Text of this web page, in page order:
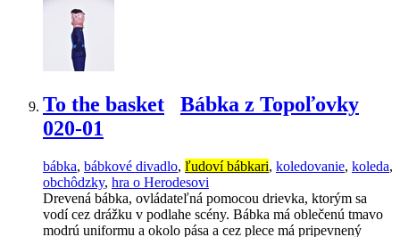
To the basket
Bábka z Topoľovky
020-01
bábka, bábkové divadlo, ľudoví bábkari, koledovanie, koleda,
obchôdzky, hra o Herodesovi
Drevená bábka, ovládateľná pomocou drievka, ktorým sa
vodí cez drážku v podlahe scény. Bábka má oblečenú tmavo
modrú uniformu a okolo pása a cez plece má pripevnený